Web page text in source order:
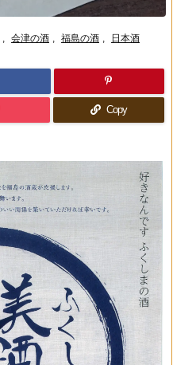
, 会津の酒 , 福島の酒 , 日本酒
Copy